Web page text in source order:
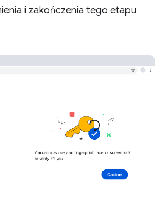
i zakończenia tego etapu